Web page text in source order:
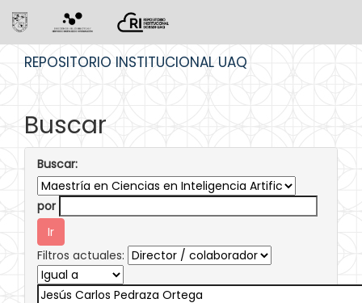
REPOSITORIO INSTITUCIONAL UAQ
Buscar
Buscar:
por
Filtros actuales: